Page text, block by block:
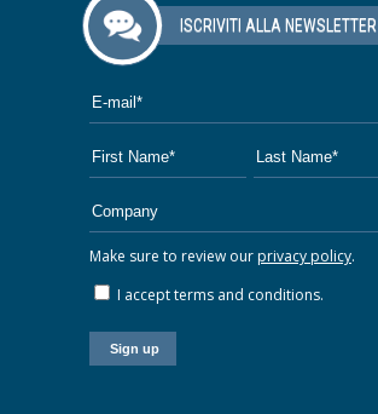
ISCRIVITI ALLA NEWSLETTER
Make sure to review ourprivacy policy.
I accept terms and conditions.